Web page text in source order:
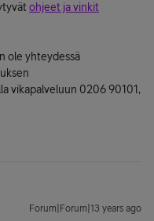
ohjeet ja vinkit
ole yhteydessä
vikapalveluun 0206 90101,
Forum|Forum|13 years ago